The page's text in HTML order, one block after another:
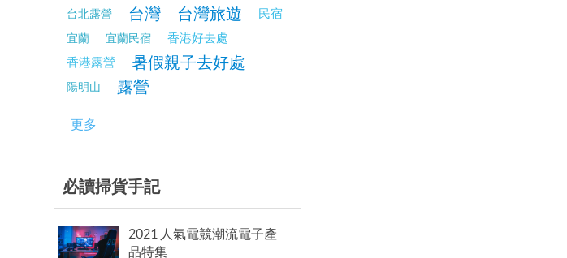
台北露營
台灣 台灣旅遊 民宿
宜蘭 宜蘭民宿
香港好去處
香港露營
暑假親子去好處
陽明山 露營
更多
必讀掃貨手記
2021 人氣電競潮流電子產
品特集